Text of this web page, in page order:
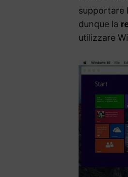
supportare
dunque la
utilizzare